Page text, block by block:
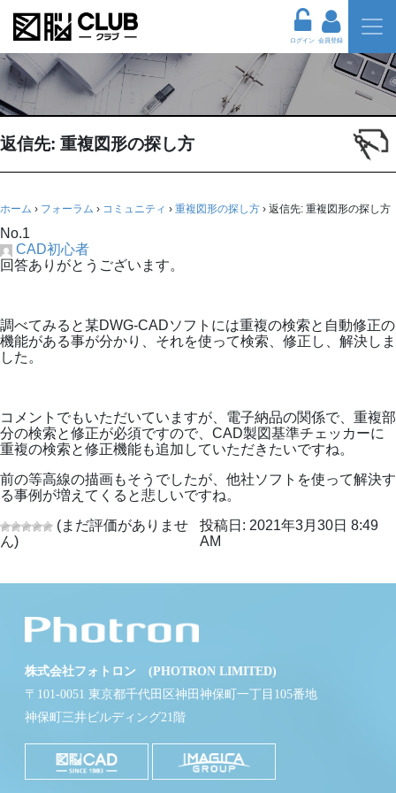
ログイン 会員登録
返信先: 重複図形の探し方
ホーム › フォーラム › コミュニティ › 重複図形の探し方 › 返信先: 重複図形の探し方
No.1
CAD初心者
回答ありがとうございます。
調べてみると某DWG-CADソフトには重複の検索と自動修正の
機能がある事が分かり、それを使って検索、修正し、解決しま
した。
コメントでもいただいていますが、電子納品の関係で、重複部
分の検索と修正が必須ですので、CAD製図基準チェッカーに
重複の検索と修正機能も追加していただきたいですね。
前の等高線の描画もそうでしたが、他社ソフトを使って解決す
る事例が増えてくると悲しいですね。
(まだ評価がありませ
ん)
投稿日: 2021年3月30日 8:49
AM
株式会社フォトロン (PHOTRON LIMITED)
〒101-0051 東京都千代田区神田神保町一丁目105番地
神保町三井ビルディング21階